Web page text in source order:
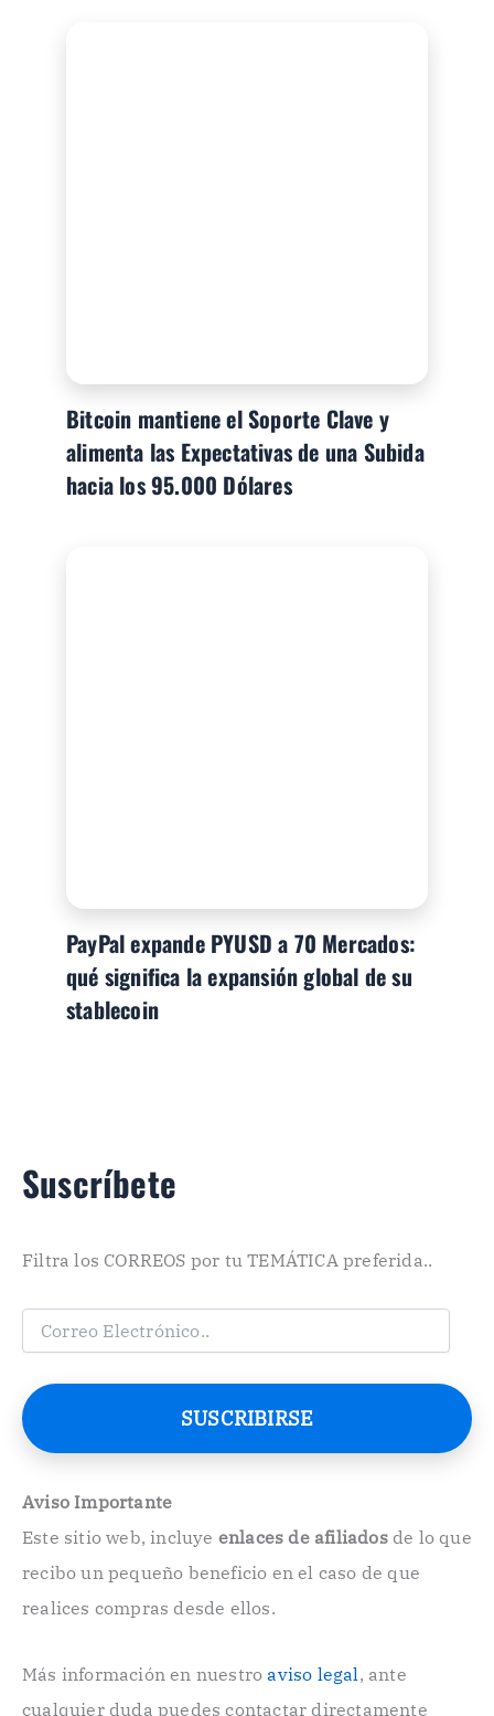
Bitcoin mantiene el Soporte Clave y
alimenta las Expectativas de una Subida
hacia los 95.000 Dólares
PayPal expande PYUSD a 70 Mercados:
qué significa la expansión global de su
stablecoin
Suscríbete
Filtra los CORREOS por tu TEMÁTICA preferida..
C
e
o
e
t
ó
n
o
SUSCRIBIRSE
Aviso Importante
Este sitio web, incluye enlaces de afiliadosde lo que
recibo un pequeño beneficio en el caso de que
realices compras desde ellos.
Más información en nuestroaviso legal , ante
cualquier duda puedes contactar directamente